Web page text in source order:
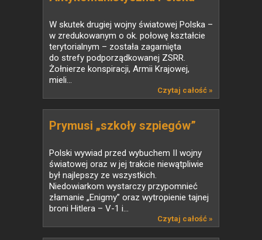
W skutek drugiej wojny światowej Polska –
w zredukowanym o ok. połowę kształcie
terytorialnym – została zagarnięta
do strefy podporządkowanej ZSRR.
Żołnierze konspiracji, Armii Krajowej,
mieli...
Czytaj całość »
Prymusi „szkoły szpiegów”
Polski wywiad przed wybuchem II wojny
światowej oraz w jej trakcie niewątpliwie
był najlepszy ze wszystkich.
Niedowiarkom wystarczy przypomnieć
złamanie „Enigmy” oraz wytropienie tajnej
broni Hitlera – V-1 i...
Czytaj całość »